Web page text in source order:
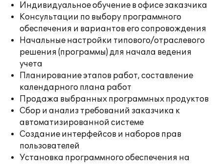
Индивидуальное обучение в офисе заказчика
Консультации по выбору программного
обеспечения и вариантов его сопровождения
Начальные настройки типового/отраслевого
решения (программы) для начала ведения
учета
Планирование этапов работ, составление
календарного плана работ
Продажа выбранных программных продуктов
Сбор и анализ требований заказчика к
автоматизированной системе
Создание интерфейсов и наборов прав
пользователей
Установка программного обеспечения на